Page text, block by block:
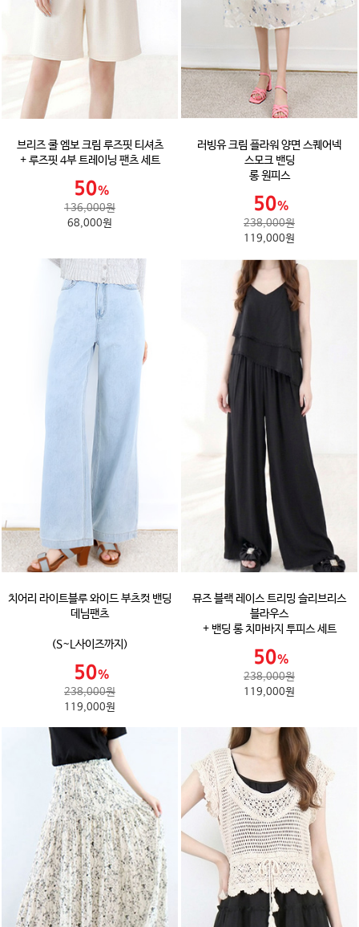
브리즈 쿨 엠보 크림 루즈핏 티셔츠
+ 루즈핏 4부 트레이닝 팬츠 세트
136,000원
68,000원
러빙유 크림 플라워 양면 스퀘어넥
스모크 밴딩
롱 원피스
238,000원
119,000원
치어리 라이트블루 와이드 부츠컷 밴딩
데님팬츠
(S~L사이즈까지)
238,000원
119,000원
뮤즈 블랙 레이스 트리밍 슬리브리스
블라우스
+ 밴딩 롱 치마바지 투피스 세트
238,000원
119,000원